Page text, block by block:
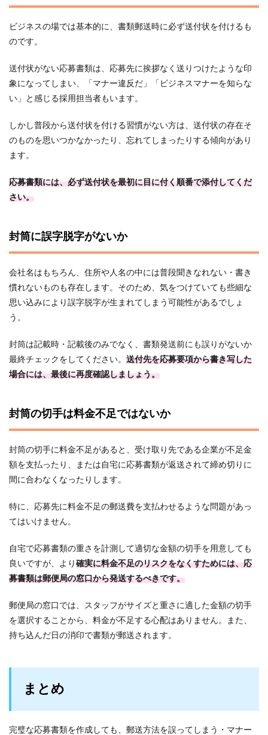
ビジネスの場では基本的に、書類郵送時に必ず送付状を付けるも
のです。
送付状がない応募書類は、応募先に挨拶なく送りつけたような印
象になってしまい、「マナー違反だ」「ビジネスマナーを知らな
い」と感じる採用担当者もいます。
しかし普段から送付状を付ける習慣がない方は、送付状の存在そ
のものを思いつかなかったり、忘れてしまったりする傾向があり
ます。
応募書類には、必ず送付状を最初に目に付く順番で添付してくだ
さい。
封筒に誤字脱字がないか
会社名はもちろん、住所や人名の中には普段聞きなれない・書き
慣れないものも存在します。そのため、気をつけていても些細な
思い込みにより誤字脱字が生まれてしまう可能性があるでしょ
う。
封筒は記載時・記載後のみでなく、書類発送前にも誤りがないか
最終チェックをしてください。 送付先を応募要項から書き写した
場合には、最後に再度確認しましょう。
封筒の切手は料金不足ではないか
封筒の切手に料金不足があると、受け取り先である企業が不足金
額を支払ったり、または自宅に応募書類が返送されて締め切りに
間に合わなくなったりします。
特に、応募先に料金不足の郵送費を支払わせるような問題があっ
てはいけません。
自宅で応募書類の重さを計測して適切な金額の切手を用意しても
良いですが、より 確実に料金不足のリスクをなくすためには、応
募書類は郵便局の窓口から発送するべきです。
郵便局の窓口では、スタッフがサイズと重さに適した金額の切手
を選択することから、料金が不足する心配はありません。また、
持ち込んだ日の消印で書類が郵送されます。
まとめ
完璧な応募書類を作成しても、郵送方法を誤ってしまう・マナー